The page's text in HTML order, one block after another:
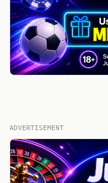
ADVERTISEMENT